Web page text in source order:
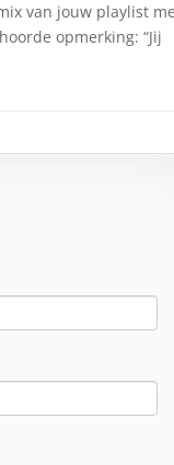
van jouw playlist
opmerking: “Jij